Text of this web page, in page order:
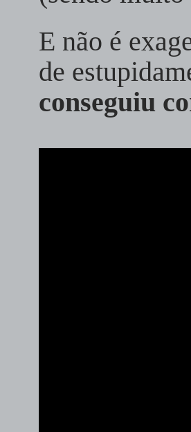
E não é
de
conseguiu